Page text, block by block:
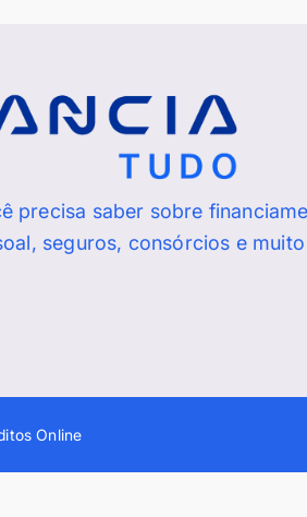
precisa saber sobre
seguros, consórcios e
Online